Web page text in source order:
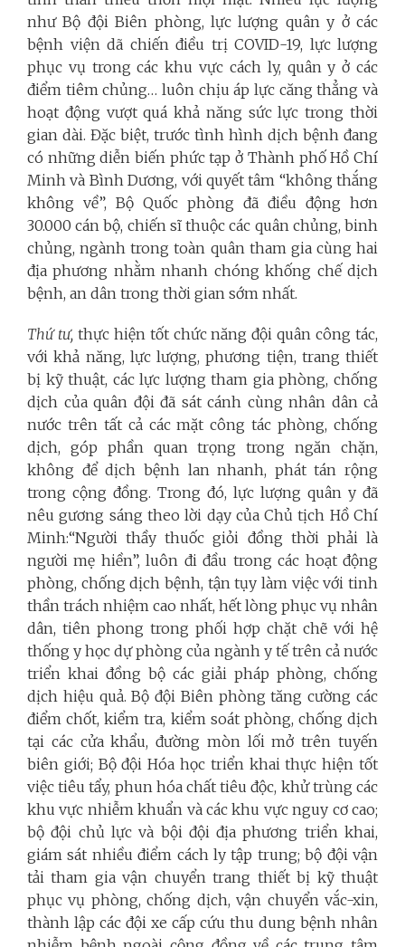
như Bộ đội Biên phòng, lực lượng quân y ở các
bệnh viện dã chiến điều trị COVID-19, lực lượng
phục vụ trong các khu vực cách ly, quân y ở các
điểm tiêm chủng… luôn chịu áp lực căng thẳng và
hoạt động vượt quá khả năng sức lực trong thời
gian dài. Đặc biệt, trước tình hình dịch bệnh đang
có những diễn biến phức tạp ở Thành phố Hồ Chí
Minh và Bình Dương, với quyết tâm “không thắng
không về”, Bộ Quốc phòng đã điều động hơn
30.000 cán bộ, chiến sĩ thuộc các quân chủng, binh
chủng, ngành trong toàn quân tham gia cùng hai
địa phương nhằm nhanh chóng khống chế dịch
bệnh, an dân trong thời gian sớm nhất.
Thứ tư,thực hiện tốt chức năng đội quân công tác,
với khả năng, lực lượng, phương tiện, trang thiết
bị kỹ thuật, các lực lượng tham gia phòng, chống
dịch của quân đội đã sát cánh cùng nhân dân cả
nước trên tất cả các mặt công tác phòng, chống
dịch, góp phần quan trọng trong ngăn chặn,
không để dịch bệnh lan nhanh, phát tán rộng
trong cộng đồng. Trong đó, lực lượng quân y đã
nêu gương sáng theo lời dạy của Chủ tịch Hồ Chí
Minh:“Người thầy thuốc giỏi đồng thời phải là
người mẹ hiền”, luôn đi đầu trong các hoạt động
phòng, chống dịch bệnh, tận tụy làm việc với tinh
thần trách nhiệm cao nhất, hết lòng phục vụ nhân
dân, tiên phong trong phối hợp chặt chẽ với hệ
thống y học dự phòng của ngành y tế trên cả nước
triển khai đồng bộ các giải pháp phòng, chống
dịch hiệu quả. Bộ đội Biên phòng tăng cường các
điểm chốt, kiểm tra, kiểm soát phòng, chống dịch
tại các cửa khẩu, đường mòn lối mở trên tuyến
biên giới; Bộ đội Hóa học triển khai thực hiện tốt
việc tiêu tẩy, phun hóa chất tiêu độc, khử trùng các
khu vực nhiễm khuẩn và các khu vực nguy cơ cao;
bộ đội chủ lực và bội đội địa phương triển khai,
giám sát nhiều điểm cách ly tập trung; bộ đội vận
tải tham gia vận chuyển trang thiết bị kỹ thuật
phục vụ phòng, chống dịch, vận chuyển vắc-xin,
thành lập các đội xe cấp cứu thu dung bệnh nhân